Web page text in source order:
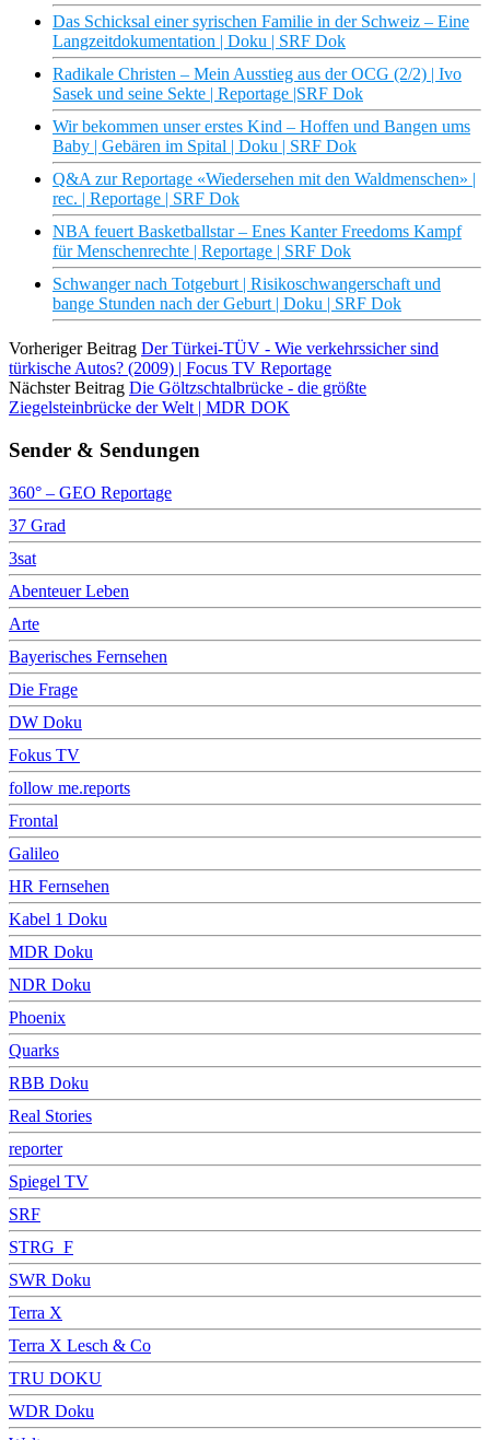
Das Schicksal einer syrischen Familie in der Schweiz – Eine
Langzeitdokumentation | Doku | SRF Dok
Radikale Christen – Mein Ausstieg aus der OCG (2/2) | Ivo
Sasek und seine Sekte | Reportage |SRF Dok
Wir bekommen unser erstes Kind – Hoffen und Bangen ums
Baby | Gebären im Spital | Doku | SRF Dok
Q&A zur Reportage «Wiedersehen mit den Waldmenschen» |
rec. | Reportage | SRF Dok
NBA feuert Basketballstar – Enes Kanter Freedoms Kampf
für Menschenrechte | Reportage | SRF Dok
Schwanger nach Totgeburt | Risikoschwangerschaft und
bange Stunden nach der Geburt | Doku | SRF Dok
Vorheriger Beitrag Der Türkei-TÜV - Wie verkehrssicher sind
türkische Autos? (2009) | Focus TV Reportage
Nächster Beitrag Die Göltzschtalbrücke - die größte
Ziegelsteinbrücke der Welt | MDR DOK
Sender & Sendungen
360° – GEO Reportage
37 Grad
3sat
Abenteuer Leben
Arte
Bayerisches Fernsehen
Die Frage
DW Doku
Fokus TV
follow me.reports
Frontal
Galileo
HR Fernsehen
Kabel 1 Doku
MDR Doku
NDR Doku
Phoenix
Quarks
RBB Doku
Real Stories
reporter
Spiegel TV
SRF
STRG_F
SWR Doku
Terra X
Terra X Lesch & Co
TRU DOKU
WDR Doku